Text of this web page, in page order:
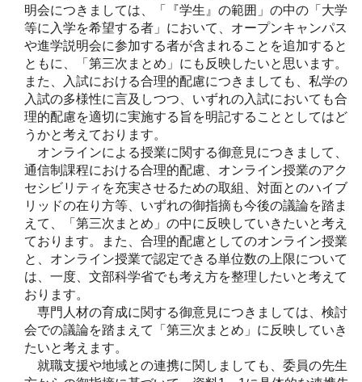
明会につきましては、「『学生』の範囲」の中の「大学
等に入学を希望する者」において、オープンキャンパス
や進学説明会に参加する者が含まれることを追加すると
ともに、「第三次まとめ」にも反映したいと思います。
また、入試における合理的配慮につきましても、私学の
入試の多様性に言及しつつ、いずれの入試においても合
理的配慮を適切に実施する旨を明記することとしてはど
うかと考えております。
オンラインによる授業に関する御意見につきまして、
通信制課程における合理的配慮、オンライン授業のアク
セシビリティを充実させるための取組、対面とのハイブ
リッドの在り方等、いずれの御指摘も今後の議論を踏ま
えて、「第三次まとめ」の中に反映していきたいと考え
ております。また、合理的配慮としてのオンライン授業
と、オンライン授業で認定できる単位数の上限について
は、一度、文部科学省でも考え方を整理したいと考えて
おります。
専門人材の育成に関する御意見につきましては、検討
会での議論を踏まえて「第三次まとめ」に反映していき
たいと考えます。
就職支援や地域との連携に関しましても、委員の先生